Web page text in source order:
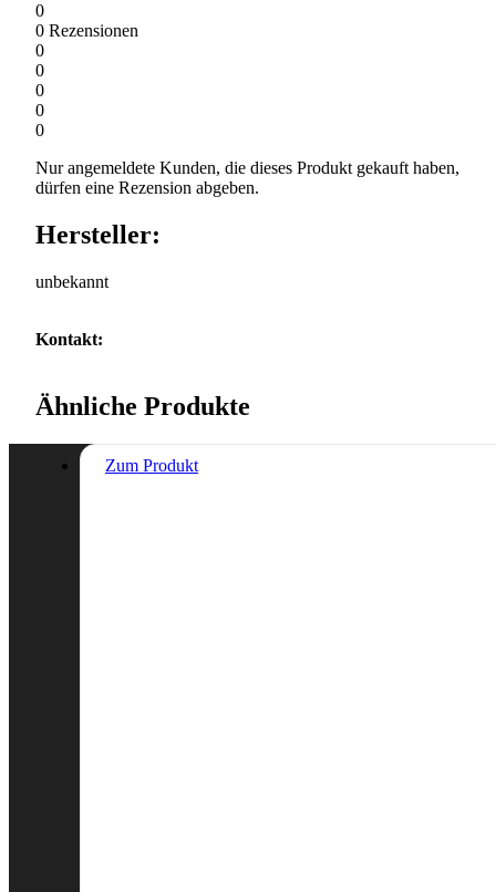
0
0 Rezensionen
0
0
0
0
0
Nur angemeldete Kunden, die dieses Produkt gekauft haben,
dürfen eine Rezension abgeben.
Hersteller:
unbekannt
Kontakt:
Ähnliche Produkte
Zum Produkt